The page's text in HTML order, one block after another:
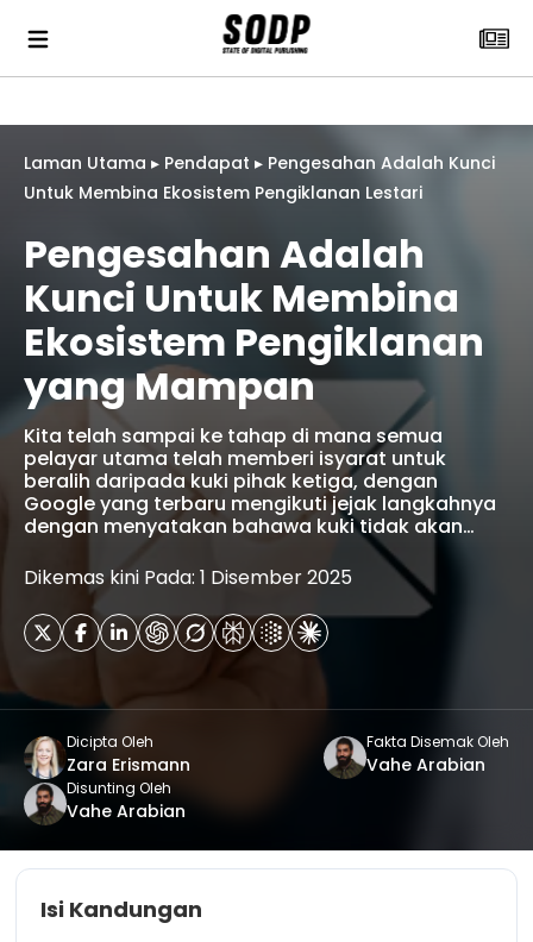
Laman Utama ▸ Pendapat ▸ Pengesahan Adalah Kunci
Untuk Membina Ekosistem Pengiklanan Lestari
Pengesahan Adalah
Kunci Untuk Membina
Ekosistem Pengiklanan
yang Mampan
Kita telah sampai ke tahap di mana semua
pelayar utama telah memberi isyarat untuk
beralih daripada kuki pihak ketiga, dengan
Google yang terbaru mengikuti jejak langkahnya
dengan menyatakan bahawa kuki tidak akan…
Dikemas kini Pada: 1 Disember 2025
Dicipta Oleh
Zara Erismann
Fakta Disemak Oleh
Vahe Arabian
Disunting Oleh
Vahe Arabian
Isi Kandungan